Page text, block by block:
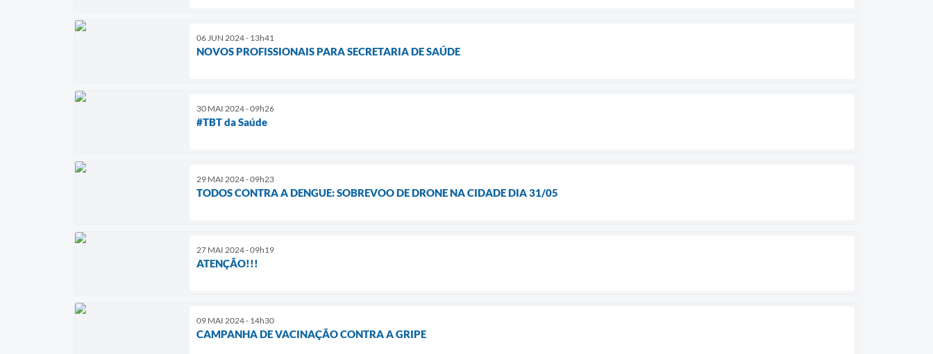
06 JUN 2024 - 13h41
NOVOS PROFISSIONAIS PARA SECRETARIA DE SAÚDE
30 MAI 2024 - 09h26
#TBT da Saúde
29 MAI 2024 - 09h23
TODOS CONTRA A DENGUE: SOBREVOO DE DRONE NA CIDADE DIA 31/05
27 MAI 2024 - 09h19
ATENÇÃO!!!
09 MAI 2024 - 14h30
CAMPANHA DE VACINAÇÃO CONTRA A GRIPE